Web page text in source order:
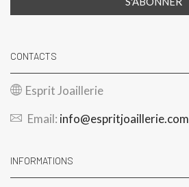
CONTACTS
Esprit Joaillerie
Email: info@espritjoaillerie.com
INFORMATIONS